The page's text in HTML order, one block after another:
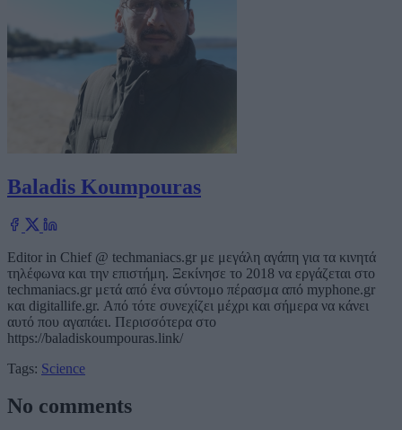
Baladis Koumpouras
Editor in Chief @ techmaniacs.gr με μεγάλη αγάπη για τα κινητά
τηλέφωνα και την επιστήμη. Ξεκίνησε το 2018 να εργάζεται στο
techmaniacs.gr μετά από ένα σύντομο πέρασμα από myphone.gr
και digitallife.gr. Από τότε συνεχίζει μέχρι και σήμερα να κάνει
αυτό που αγαπάει. Περισσότερα στο
https://baladiskoumpouras.link/
Tags: Science
No comments